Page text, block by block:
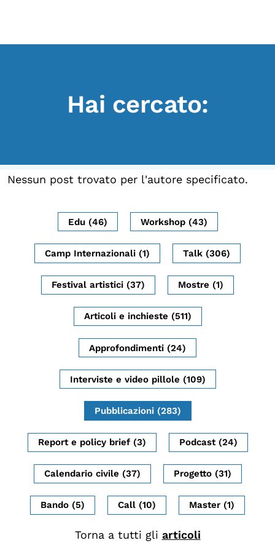
LA FONDAZIONE
Archivio
Archivi del presente
Biblioteca
Mostre digitali
Osservatori di ricerca
Progetti Nazionali
Progetti Internazionali
Pubblicazioni
Storie di Resistenza, ottant’anni dopo
Calendario civile
Elezioni dal mondo
Hai cercato:
Nessun post trovato per l'autore specificato.
Edu (46) Workshop (43)
Camp Internazionali (1) Talk (306)
Festival artistici (37) Mostre (1)
Articoli e inchieste (511)
Approfondimenti (24)
Interviste e video pillole (109)
Pubblicazioni (283)
Report e policy brief (3) Podcast (24)
Calendario civile (37) Progetto (31)
Bando (5) Call (10) Master (1)
Torna a tutti gli articoli